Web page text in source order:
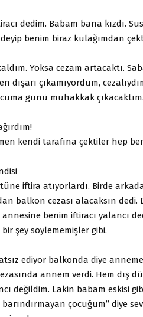
dedim. Babam bana kızdı.
benim biraz kulağımdan
Yoksa cezam artacaktı.
dışarı çıkamıyordum,
cuma günü muhakkak
kendi tarafına çektiler hep
iftira atıyorlardı. Birde
balkon cezası alacaksın dedi.
annesine benim iftiracı yalancı
şey söylememişler gibi.
ediyor balkonda diye
annem verdi. Hem dış
değildim. Lakin babam eskisi
çocuğum” diye